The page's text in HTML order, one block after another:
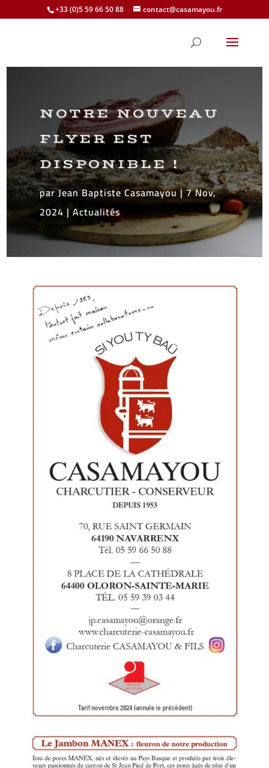
+33 (0)5 59 66 50 88 contact@casamayou.fr
NOTRE NOUVEAU
FLYER EST
DISPONIBLE !
parJean Baptiste Casamayou|7 Nov,
2024 |Actualités